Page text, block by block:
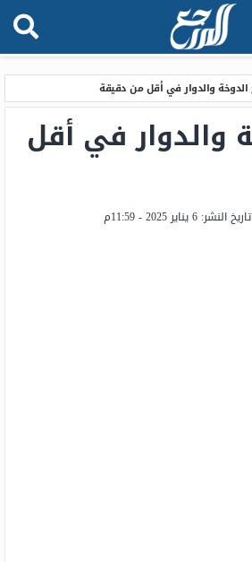
الدوخة والدوار في أقل من دقيقة
والدوار في أقل
تاريخ النشر: 6 يناير 2025 - 11:59م